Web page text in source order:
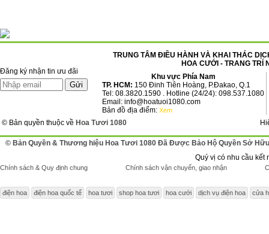
Đăng ký nhận tin ưu đãi
TRUNG TÂM ĐIỀU HÀNH VÀ KHAI THÁC
HOA CƯỚI - TRANG TRÍ
Khu vực Phía Nam
TP. HCM: 150 Đinh Tiên Hoàng, P.Đakao, Q.1
Tel: 08.3820.1590 . Hotline (24/24): 098.537.1080
Email: info@hoatuoi1080.com
Bản đồ địa điểm: Xem
© Bản quyền thuộc về Hoa Tươi 1080
© Bản Quyền & Thương hiệu Hoa Tươi 1080 Đã Được Bảo Hộ Quyền Sở Hữu
Quý vị có nhu cầu kết
Chính sách & Quy định chung Chính sách vận chuyển, giao nhận
điện hoa điện hoa quốc tế hoa tươi shop hoa tươi hoa cưới dịch vụ điện hoa cửa